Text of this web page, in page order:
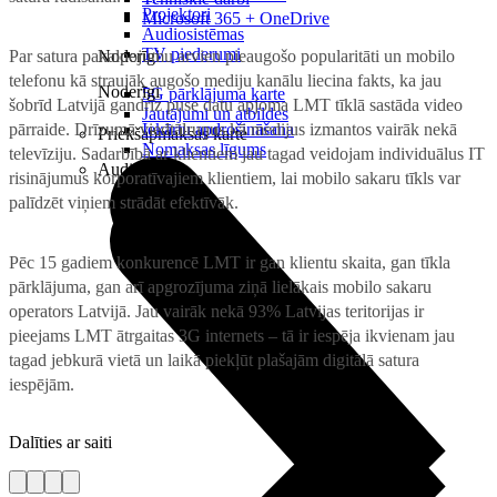
Microsoft 365 + OneDrive
Noderīgi
5G pārklājuma karte
Jautājumi un atbildes
Priekšapmaksas karte
Projektori
Audiosistēmas
TV piederumi
Noderīgi
Iekārtu apdrošināšana
Nomaksas līgums
Audio
Par satura pakalpojumu arvien pieaugošo popularitāti un mobilo
telefonu kā straujāk augošo mediju kanālu liecina fakts, ka jau
šobrīd Latvijā gandrīz puse datu apjoma LMT tīklā sastāda video
pārraide. Drīzumā viedtālruņus kā medijus izmantos vairāk nekā
televīziju. Sadarbībā ar klientiem jau tagad veidojam individuālus IT
risinājumus korporatīvajiem klientiem, lai mobilo sakaru tīkls var
palīdzēt viņiem strādāt efektīvāk.
Pēc 15 gadiem konkurencē LMT ir gan klientu skaita, gan tīkla
pārklājuma, gan arī apgrozījuma ziņā lielākais mobilo sakaru
operators Latvijā. Jau vairāk nekā 93% Latvijas teritorijas ir
pieejams LMT ātrgaitas 3G internets – tā ir iespēja ikvienam jau
tagad jebkurā vietā un laikā piekļūt plašajām digitālā satura
iespējām.
Dalīties ar saiti